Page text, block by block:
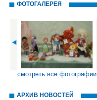
ФОТОГАЛЕРЕЯ
смотреть все фотографии
АРХИВ НОВОСТЕЙ